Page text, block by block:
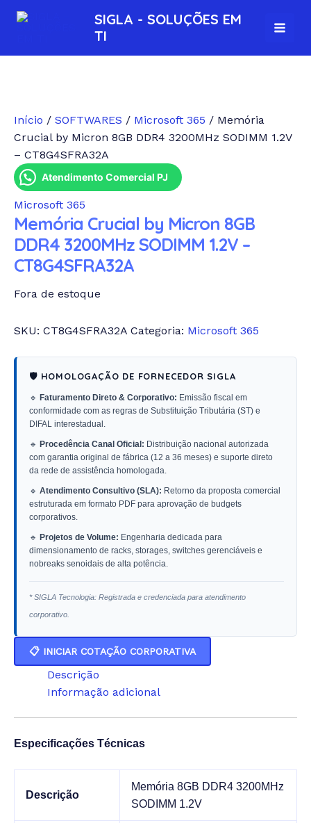
para
conteúdo
SIGLA - SOLUÇÕES EM
TI
Início / SOFTWARES / Microsoft 365 / Memória
Crucial by Micron 8GB DDR4 3200MHz SODIMM 1.2V
– CT8G4SFRA32A
Atendimento Comercial PJ
Microsoft 365
Memória Crucial by Micron 8GB
DDR4 3200MHz SODIMM 1.2V –
CT8G4SFRA32A
Fora de estoque
SKU: CT8G4SFRA32A Categoria: Microsoft 365
🛡️ HOMOLOGAÇÃO DE FORNECEDOR SIGLA
🔹 Faturamento Direto & Corporativo: Emissão fiscal em
conformidade com as regras de Substituição Tributária (ST) e
DIFAL interestadual.
🔹 Procedência Canal Oficial: Distribuição nacional autorizada
com garantia original de fábrica (12 a 36 meses) e suporte direto
da rede de assistência homologada.
🔹 Atendimento Consultivo (SLA): Retorno da proposta comercial
estruturada em formato PDF para aprovação de budgets
corporativos.
🔹 Projetos de Volume: Engenharia dedicada para
dimensionamento de racks, storages, switches gerenciáveis e
nobreaks senoidais de alta potência.
* SIGLA Tecnologia: Registrada e credenciada para atendimento
corporativo.
📋 INICIAR COTAÇÃO CORPORATIVA
Descrição
Informação adicional
Especificações Técnicas
Descrição
Memória 8GB DDR4 3200MHz
SODIMM 1.2V